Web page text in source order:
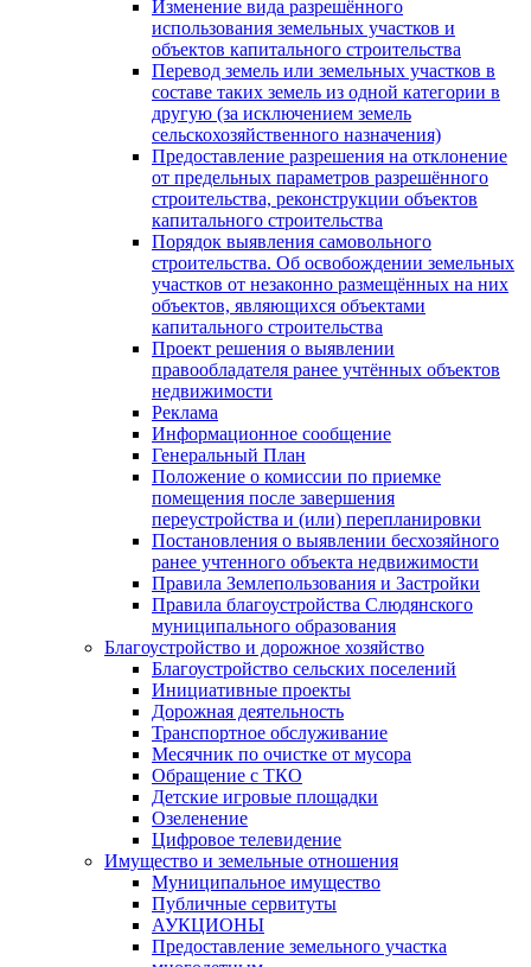
Изменение вида разрешённого
использования земельных участков и
объектов капитального строительства
Перевод земель или земельных участков в
составе таких земель из одной категории в
другую (за исключением земель
сельскохозяйственного назначения)
Предоставление разрешения на отклонение
от предельных параметров разрешённого
строительства, реконструкции объектов
капитального строительства
Порядок выявления самовольного
строительства. Об освобождении земельных
участков от незаконно размещённых на них
объектов, являющихся объектами
капитального строительства
Проект решения о выявлении
правообладателя ранее учтённых объектов
недвижимости
Реклама
Информационное сообщение
Генеральный План
Положение о комиссии по приемке
помещения после завершения
переустройства и (или) перепланировки
Постановления о выявлении бесхозяйного
ранее учтенного объекта недвижимости
Правила Землепользования и Застройки
Правила благоустройства Слюдянского
муниципального образования
Благоустройство и дорожное хозяйство
Благоустройство сельских поселений
Инициативные проекты
Дорожная деятельность
Транспортное обслуживание
Месячник по очистке от мусора
Обращение с ТКО
Детские игровые площадки
Озеленение
Цифровое телевидение
Имущество и земельные отношения
Муниципальное имущество
Публичные сервитуты
АУКЦИОНЫ
Предоставление земельного участка